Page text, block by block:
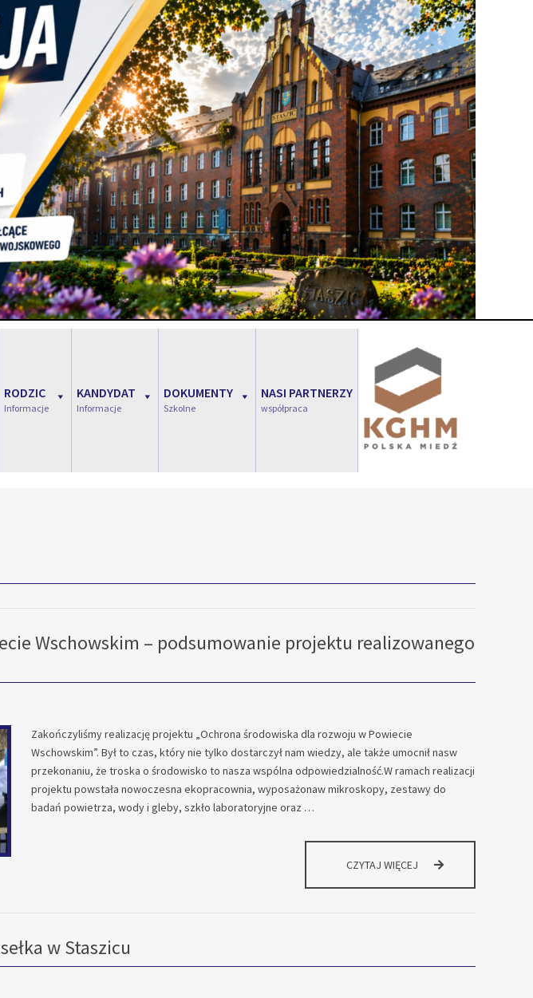
RODZIC
Informacje
KANDYDAT
Informacje
DOKUMENTY
Szkolne
NASI PARTNERZY
współpraca
Wschowskim – podsumowanie projektu realizowanego
Zakończyliśmy realizację projektu „Ochrona środowiska dla rozwoju w Powiecie
Wschowskim”. Był to czas, który nie tylko dostarczył nam wiedzy, ale także umocnił nasw
przekonaniu, że troska o środowisko to nasza wspólna odpowiedzialność.W ramach realizacji
projektu powstała nowoczesna ekopracownia, wyposażonaw mikroskopy, zestawy do
badań powietrza, wody i gleby, szkło laboratoryjne oraz …
CZYTAJ WIĘCEJ EDUKACJA
w Staszicu